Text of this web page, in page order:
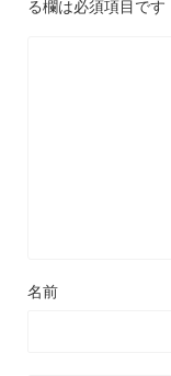
る欄は必須項目です
名前